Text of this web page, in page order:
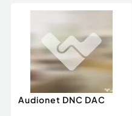
Animale de companie
Afaceri și
Inchiriere Bunuri si
Utilaje agricole si
Piese auto si accesorii
Dacia Duster
Audionet DNC DAC